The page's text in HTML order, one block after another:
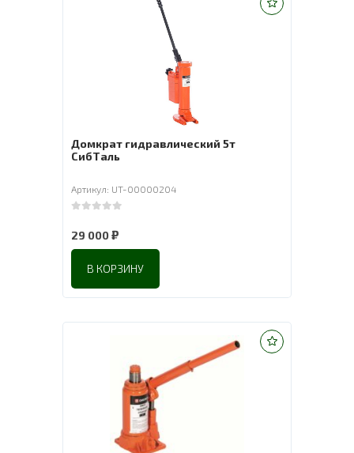
Домкрат гидравлический 5т
СибТаль
Артикул: UT-00000204
29 000₽
В КОРЗИНУ